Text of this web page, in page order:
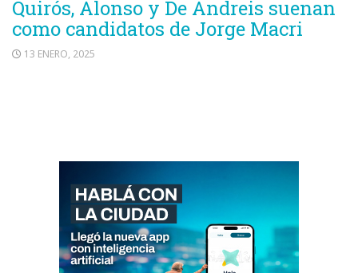
Quirós, Alonso y De Andreis suenan
como candidatos de Jorge Macri
13 ENERO, 2025